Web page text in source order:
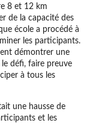
8 et 12 km
de la capacité des
école a procédé à
les participants.
démontrer une
défi, faire preuve
à tous les
une hausse de
et les